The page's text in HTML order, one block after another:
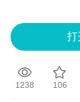
2026年度全
评审工作分
审工作。
二、申报途径
打
1238 106